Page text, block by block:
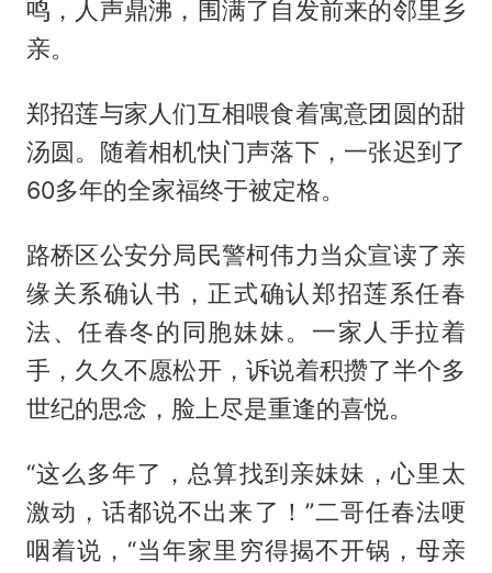
鸣，人声鼎沸，围满了自发前来的邻里乡
亲。
郑招莲与家人们互相喂食着寓意团圆的甜
汤圆。随着相机快门声落下，一张迟到了
60多年的全家福终于被定格。
路桥区公安分局民警柯伟力当众宣读了亲
缘关系确认书，正式确认郑招莲系任春
法、任春冬的同胞妹妹。一家人手拉着
手，久久不愿松开，诉说着积攒了半个多
世纪的思念，脸上尽是重逢的喜悦。
“这么多年了，总算找到亲妹妹，心里太
激动，话都说不出来了！”二哥任春法哽
咽着说，“当年家里穷得揭不开锅，母亲